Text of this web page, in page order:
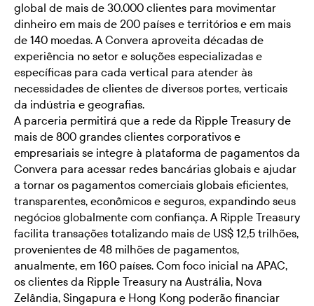
global de mais de 30.000 clientes para movimentar
dinheiro em mais de 200 países e territórios e em mais
de 140 moedas. A Convera aproveita décadas de
experiência no setor e soluções especializadas e
específicas para cada vertical para atender às
necessidades de clientes de diversos portes, verticais
da indústria e geografias.
A parceria permitirá que a rede da Ripple Treasury de
mais de 800 grandes clientes corporativos e
empresariais se integre à plataforma de pagamentos da
Convera para acessar redes bancárias globais e ajudar
a tornar os pagamentos comerciais globais eficientes,
transparentes, econômicos e seguros, expandindo seus
negócios globalmente com confiança. A Ripple Treasury
facilita transações totalizando mais de US$ 12,5 trilhões,
provenientes de 48 milhões de pagamentos,
anualmente, em 160 países. Com foco inicial na APAC,
os clientes da Ripple Treasury na Austrália, Nova
Zelândia, Singapura e Hong Kong poderão financiar